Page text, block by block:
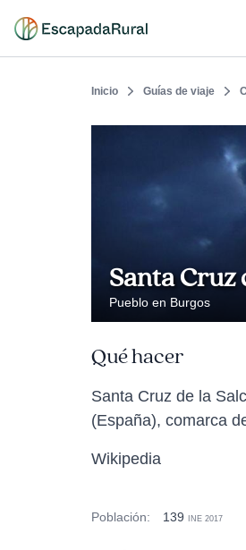
Inicio Guías de viaje
Santa Cruz
Pueblo en Burgos
Qué hacer
Santa Cruz de la
(España), comarca
Wikipedia
Población: 139 INE 2017